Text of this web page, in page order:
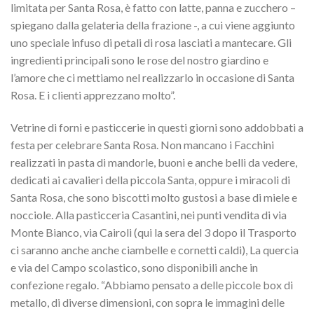
limitata per Santa Rosa, è fatto con latte, panna e zucchero –
spiegano dalla gelateria della frazione -, a cui viene aggiunto
uno speciale infuso di petali di rosa lasciati a mantecare. Gli
ingredienti principali sono le rose del nostro giardino e
l’amore che ci mettiamo nel realizzarlo in occasione di Santa
Rosa. E i clienti apprezzano molto”.
Vetrine di forni e pasticcerie in questi giorni sono addobbati a
festa per celebrare Santa Rosa. Non mancano i Facchini
realizzati in pasta di mandorle, buoni e anche belli da vedere,
dedicati ai cavalieri della piccola Santa, oppure i miracoli di
Santa Rosa, che sono biscotti molto gustosi a base di miele e
nocciole. Alla pasticceria Casantini, nei punti vendita di via
Monte Bianco, via Cairoli (qui la sera del 3 dopo il Trasporto
ci saranno anche anche ciambelle e cornetti caldi), La quercia
e via del Campo scolastico, sono disponibili anche in
confezione regalo. “Abbiamo pensato a delle piccole box di
metallo, di diverse dimensioni, con sopra le immagini delle